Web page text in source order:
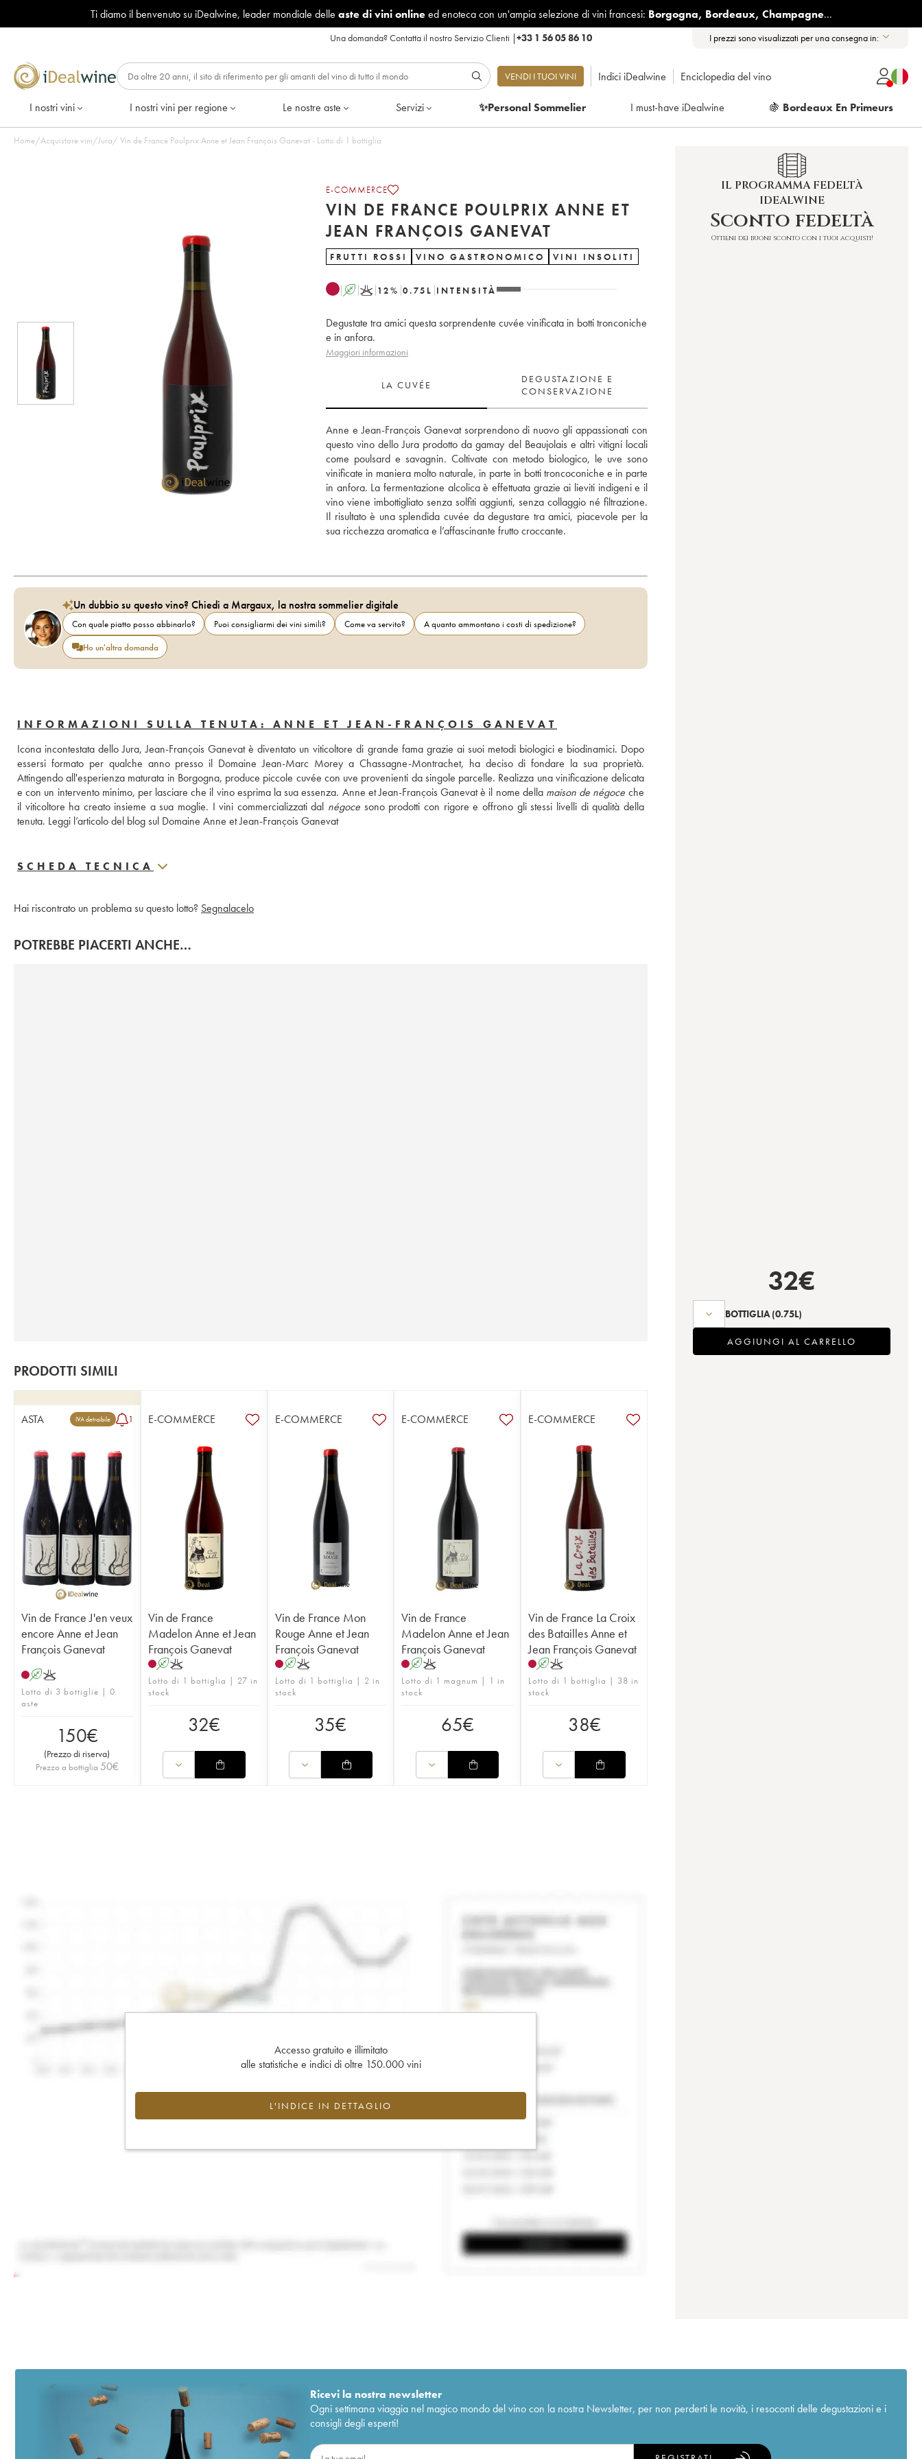
Ti diamo il benvenuto su iDealwine, leader mondiale delle aste di vini onlineed enoteca con un'ampia selezione di vini francesi: Borgogna, Bordeaux, Champagne...
Una domanda?Contatta il nostro Servizio Clienti |+33 1 56 05 86 10 I prezzi sono visualizzati per una consegna in:
VENDI I TUOI VINI Indici iDealwine Enciclopedia del vino
I nostri vini I nostri vini per regione Le nostre aste Servizi ✨Personal Sommelier I must-have iDealwine 🍇 Bordeaux En Primeurs
Home/Acquistare vini/Jura/ Vin de France Poulprix Anne et Jean François Ganevat - Lotto di 1 bottiglia
E-COMMERCE
VIN DE FRANCE POULPRIX ANNE ET
JEAN FRANÇOIS GANEVAT
FRUTTI ROSSI VINO GASTRONOMICO VINI INSOLITI
A K 12% 0.75 L INTENSITÀ
Degustate tra amici questa sorprendente cuvée vinificata in botti tronconiche
e in anfora.
Maggiori informazioni
LA CUVÉE
DEGUSTAZIONE E
CONSERVAZIONE
Anne e Jean-François Ganevat sorprendono di nuovo gli appassionati con
questo vino dello Jura prodotto da gamay del Beaujolais e altri vitigni locali
come poulsard e savagnin. Coltivate con metodo biologico, le uve sono
vinificate in maniera molto naturale, in parte in botti troncoconiche e in parte
in anfora. La fermentazione alcolica è effettuata grazie ai lieviti indigeni e il
vino viene imbottigliato senza solfiti aggiunti, senza collaggio né filtrazione.
Il risultato è una splendida cuvée da degustare tra amici, piacevole per la
sua ricchezza aromatica e l’affascinante frutto croccante.
Un dubbio su questo vino? Chiedi a Margaux, la nostra sommelier digitale
Con quale piatto posso abbinarlo? Puoi consigliarmi dei vini simili? Come va servito?
A quanto ammontano i costi di spedizione?
Ho un'altra domanda
INFORMAZIONI SULLA TENUTA: ANNE ET JEAN-FRANÇOIS GANEVAT
Icona incontestata dello Jura, Jean-François Ganevat è diventato un viticoltore di grande fama grazie ai suoi metodi biologici e biodinamici. Dopo
essersi formato per qualche anno presso il Domaine Jean-Marc Morey a Chassagne-Montrachet, ha deciso di fondare la sua proprietà.
Attingendo all'esperienza maturata in Borgogna, produce piccole cuvée con uve provenienti da singole parcelle. Realizza una vinificazione delicata
e con un intervento minimo, per lasciare che il vino esprima la sua essenza. Anne et Jean-François Ganevat è il nome della maison de négoce che
il viticoltore ha creato insieme a sua moglie. I vini commercializzati dal négoce sono prodotti con rigore e offrono gli stessi livelli di qualità della
tenuta. Leggi l’articolo del blog sul Domaine Anne et Jean-François Ganevat
SCHEDA TECNICA
Hai riscontrato un problema su questo lotto? Segnalacelo
POTREBBE PIACERTI ANCHE…
PRODOTTI SIMILI
ASTA IVA detraibile 1
Vin de France J'en veux
encore Anne et Jean
François Ganevat
AK
Lotto di 3 bottiglie | 0
aste
150€
(Prezzo di riserva)
Prezzo a bottiglia 50€
E-COMMERCE
Vin de France
Madelon Anne et Jean
François Ganevat
AK
Lotto di 1 bottiglia | 27 in
stock
32€
E-COMMERCE
Vin de France Mon
Rouge Anne et Jean
François Ganevat
AK
Lotto di 1 bottiglia | 2 in
stock
35€
E-COMMERCE
Vin de France
Madelon Anne et Jean
François Ganevat
AK
Lotto di 1 magnum | 1 in
stock
65€
E-COMMERCE
Vin de France La Croix
des Batailles Anne et
Jean François Ganevat
AK
Lotto di 1 bottiglia | 38 in
stock
38€
Accesso gratuito e illimitato
alle statistiche e indici di oltre 150.000 vini
L'INDICE IN DETTAGLIO
IL PROGRAMMA FEDELTÀ
IDEALWINE
Sconto fedeltà
Ottieni dei buoni sconto con i tuoi acquisti!
32€
BOTTIGLIA (0.75L)
AGGIUNGI AL CARRELLO
Ricevi la nostra newsletter
Ogni settimana viaggia nel magico mondo del vino con la nostra Newsletter, per non perderti le novità, i resoconti delle degustazioni e i
consigli degli esperti!